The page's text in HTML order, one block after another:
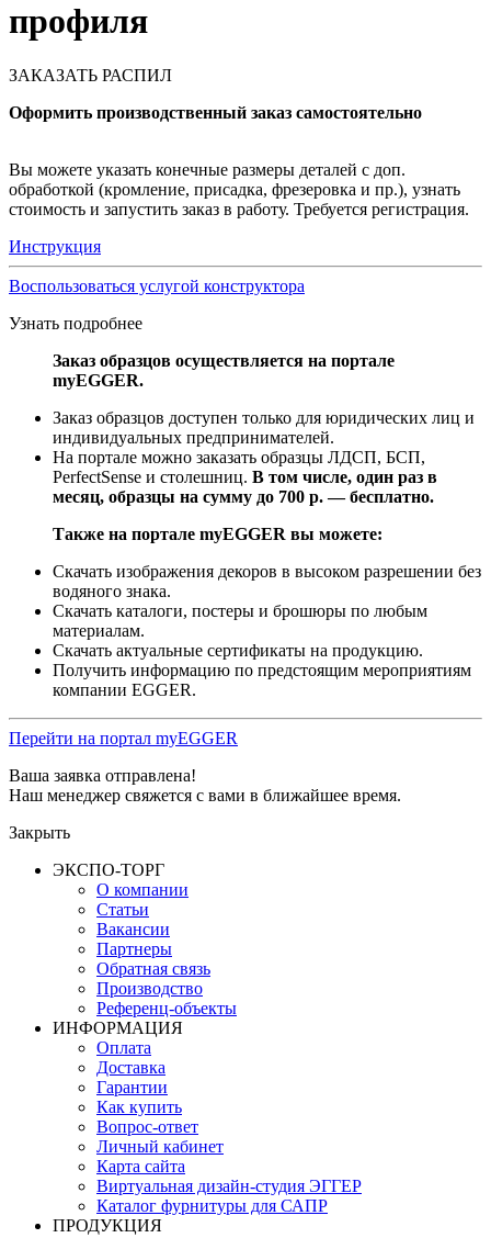
профиля
ЗАКАЗАТЬ РАСПИЛ
Оформить производственный заказ самостоятельно
Вы можете указать конечные размеры деталей с доп.
обработкой (кромление, присадка, фрезеровка и пр.), узнать
стоимость и запустить заказ в работу. Требуется регистрация.
Инструкция
Воспользоваться услугой конструктора
Узнать подробнее
Заказ образцов осуществляется на портале
myEGGER.
Заказ образцов доступен только для юридических лиц и
индивидуальных предпринимателей.
На портале можно заказать образцы ЛДСП, БСП,
PerfectSense и столешниц. В том числе, один раз в
месяц, образцы на сумму до 700 р. — бесплатно.
Также на портале myEGGER вы можете:
Скачать изображения декоров в высоком разрешении без
водяного знака.
Скачать каталоги, постеры и брошюры по любым
материалам.
Скачать актуальные сертификаты на продукцию.
Получить информацию по предстоящим мероприятиям
компании EGGER.
Перейти на портал myEGGER
Ваша заявка отправлена!
Наш менеджер свяжется с вами в ближайшее время.
Закрыть
ЭКСПО-ТОРГ
О компании
Статьи
Вакансии
Партнеры
Обратная связь
Производство
Референц-объекты
ИНФОРМАЦИЯ
Оплата
Доставка
Гарантии
Как купить
Вопрос-ответ
Личный кабинет
Карта сайта
Виртуальная дизайн-студия ЭГГЕР
Каталог фурнитуры для САПР
ПРОДУКЦИЯ